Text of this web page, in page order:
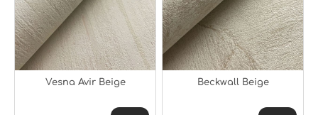
Vesna Avir Beige Beckwall Beige